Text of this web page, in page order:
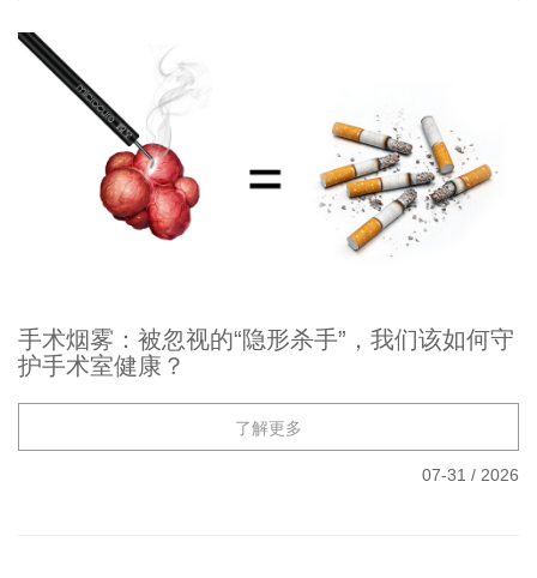
手术烟雾：被忽视的“隐形杀手”，我们该如何守
护手术室健康？
了解更多
07-31 / 2026